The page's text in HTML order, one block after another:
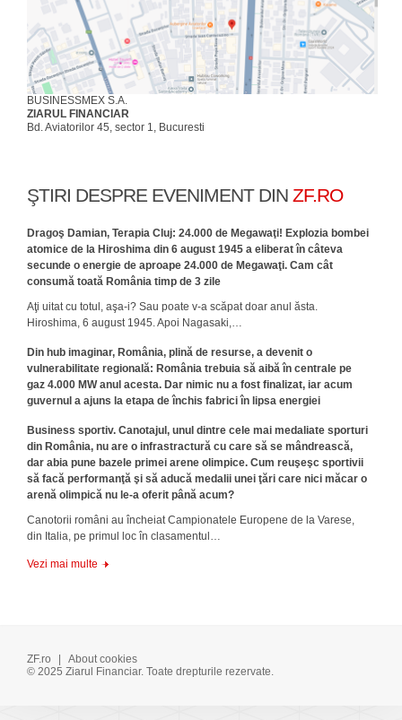
BUSINESSMEX S.A.
ZIARUL FINANCIAR
Bd. Aviatorilor 45, sector 1, Bucuresti
ŞTIRI DESPRE EVENIMENT DIN ZF.RO
Dragoş Damian, Terapia Cluj: 24.000 de Megawaţi! Explozia bombei
atomice de la Hiroshima din 6 august 1945 a eliberat în câteva
secunde o energie de aproape 24.000 de Megawaţi. Cam cât
consumă toată România timp de 3 zile
Aţi uitat cu totul, aşa-i? Sau poate v-a scăpat doar anul ăsta.
Hiroshima, 6 august 1945. Apoi Nagasaki,…
Din hub imaginar, România, plină de resurse, a devenit o
vulnerabilitate regională: România trebuia să aibă în centrale pe
gaz 4.000 MW anul acesta. Dar nimic nu a fost finalizat, iar acum
guvernul a ajuns la etapa de închis fabrici în lipsa energiei
Business sportiv. Canotajul, unul dintre cele mai medaliate sporturi
din România, nu are o infrastractură cu care să se mândrească,
dar abia pune bazele primei arene olimpice. Cum reuşeşc sportivii
să facă performanţă şi să aducă medalii unei ţări care nici măcar o
arenă olimpică nu le-a oferit până acum?
Canotorii români au încheiat Campionatele Europene de la Varese,
din Italia, pe primul loc în clasamentul…
Vezi mai multe
ZF.ro |
About cookies
© 2025 Ziarul Financiar. Toate drepturile rezervate.